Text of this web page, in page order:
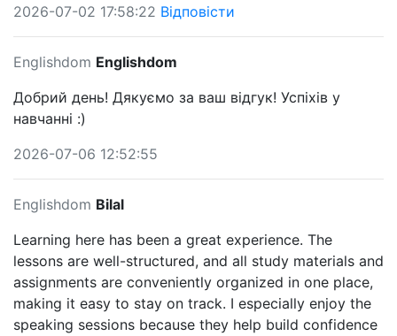
2026-07-02 17:58:22 Відповісти
Englishdom Englishdom
Добрий день! Дякуємо за ваш відгук! Успіхів у
навчанні :)
2026-07-06 12:52:55
Englishdom Bilal
Learning here has been a great experience. The
lessons are well-structured, and all study materials and
assignments are conveniently organized in one place,
making it easy to stay on track. I especially enjoy the
speaking sessions because they help build confidence